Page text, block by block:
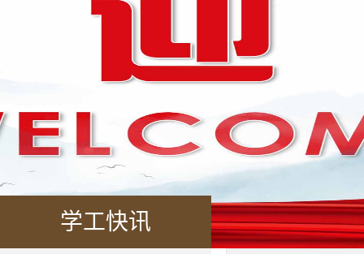
学工快讯